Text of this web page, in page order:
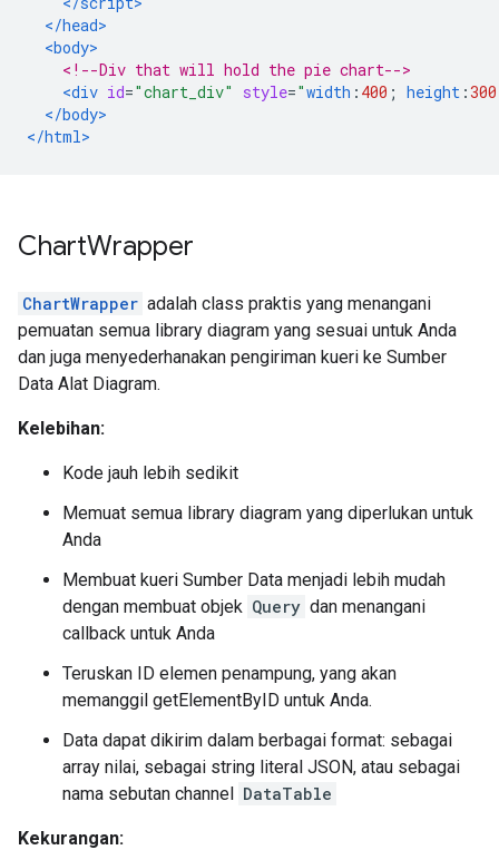
</head>
<body>
<!--Div that will hold the pie chart-->
<div id="chart_div" style="width : 400 ; height :300
</body>
</html>
ChartWrapper
ChartWrapper adalah class praktis yang menangani
pemuatan semua library diagram yang sesuai untuk Anda
dan juga menyederhanakan pengiriman kueri ke Sumber
Data Alat Diagram.
Kelebihan:
Kode jauh lebih sedikit
Memuat semua library diagram yang diperlukan untuk
Anda
Membuat kueri Sumber Data menjadi lebih mudah
dengan membuat objek Query dan menangani
callback untuk Anda
Teruskan ID elemen penampung, yang akan
memanggil getElementByID untuk Anda.
Data dapat dikirim dalam berbagai format: sebagai
array nilai, sebagai string literal JSON, atau sebagai
nama sebutan channel DataTable
Kekurangan: